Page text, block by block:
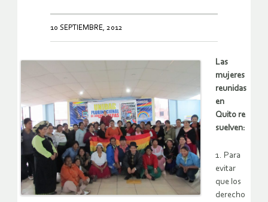
10 SEPTIEMBRE, 2012
Las
mujeres
reunidas
en
Quito re
suelven:
1. Para
evitar
que los
derecho